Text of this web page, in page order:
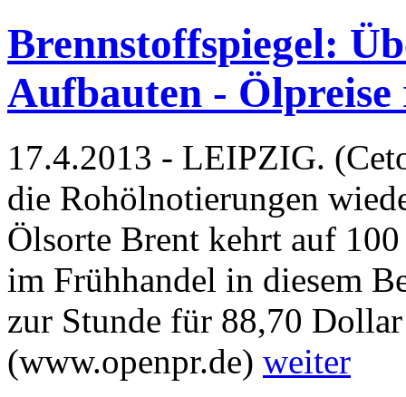
Brennstoffspiegel:
Aufbauten -
17.4.2013 - LEIPZIG.
die Rohölnotierungen
Ölsorte Brent kehrt auf
im Frühhandel in diesem
zur Stunde für 88,70
(www.openpr.de) weiter